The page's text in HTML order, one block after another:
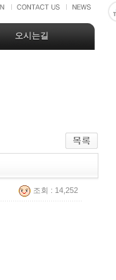
오시는길
조회 : 14,252